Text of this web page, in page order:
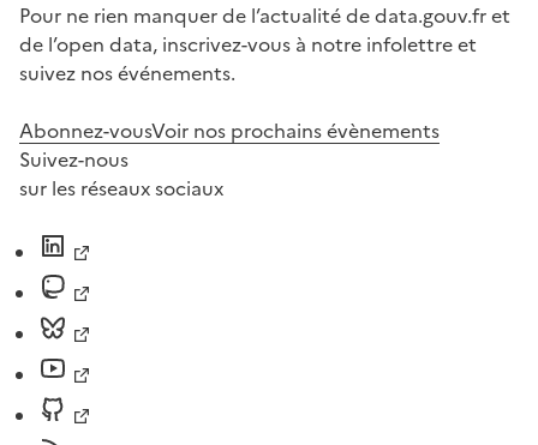
Pour ne rien manquer de l’actualité de data.gouv.fr et
de l’open data, inscrivez-vous à notre infolettre et
suivez nos événements.
Abonnez-vousVoir nos prochains évènements
Suivez-nous
sur les réseaux sociaux